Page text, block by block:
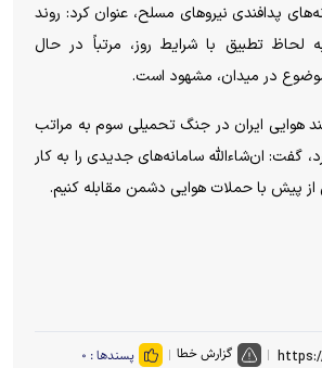
پدافندی نیرو‌های مسلح، عنوان کرد: روند
لحاظ تطبیق با شرایط روز، مرتباً در حال
در میدان، مشهود است.
هوایی ایران در جنگ تحمیلی سوم به مراتب
گفت: ان‌شاءالله سامانه‌های جدیدی را به کار
پیش با حملات هوایی دشمن مقابله کنیم.
گزارش خطا پسندها : ۰